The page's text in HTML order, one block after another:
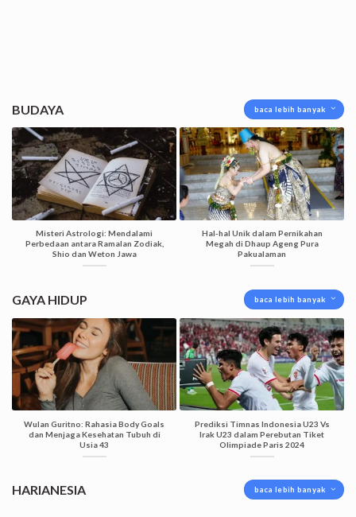
BUDAYA baca lebih banyak
Misteri Astrologi: Mendalami
Perbedaan antara Ramalan Zodiak,
Shio dan Weton Jawa
Hal-hal Unik dalam Pernikahan
Megah di Dhaup Ageng Pura
Pakualaman
GAYA HIDUP baca lebih banyak
Wulan Guritno: Rahasia Body Goals
dan Menjaga Kesehatan Tubuh di
Usia 43
Prediksi Timnas Indonesia U23 Vs
Irak U23 dalam Perebutan Tiket
Olimpiade Paris 2024
HARIANESIA baca lebih banyak